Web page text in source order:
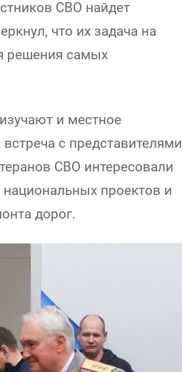
СВО найдет
что их задача на
решения самых
и местное
с представителями
СВО интересовали
проектов и
дорог.